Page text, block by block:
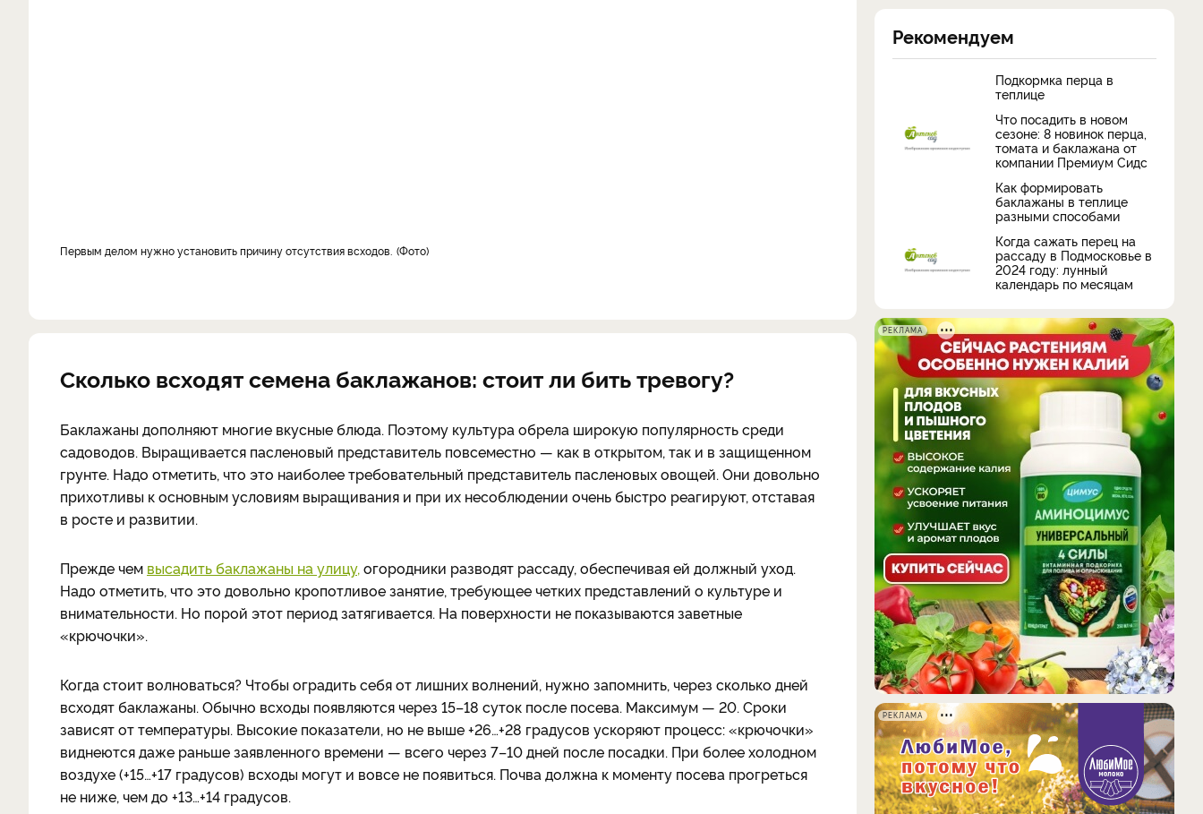
Первым делом нужно установить причину отсутствия всходов. Фото
Сколько всходят семена баклажанов: стоит ли бить тревогу?
Баклажаны дополняют многие вкусные блюда. Поэтому культура обрела широкую популярность среди
садоводов. Выращивается пасленовый представитель повсеместно — как в открытом, так и в защищенном
грунте. Надо отметить, что это наиболее требовательный представитель пасленовых овощей. Они довольно
прихотливы к основным условиям выращивания и при их несоблюдении очень быстро реагируют, отставая
в росте и развитии.
Прежде чем высадить баклажаны на улицу,огородники разводят рассаду, обеспечивая ей должный уход.
Надо отметить, что это довольно кропотливое занятие, требующее четких представлений о культуре и
внимательности. Но порой этот период затягивается. На поверхности не показываются заветные
«крючочки».
Когда стоит волноваться? Чтобы оградить себя от лишних волнений, нужно запомнить, через сколько дней
всходят баклажаны. Обычно всходы появляются через 15–18 суток после посева. Максимум — 20. Сроки
зависят от температуры. Высокие показатели, но не выше +26…+28 градусов ускоряют процесс: «крючочки»
виднеются даже раньше заявленного времени — всего через 7–10 дней после посадки. При более холодном
воздухе (+15…+17 градусов) всходы могут и вовсе не появиться. Почва должна к моменту посева прогреться
не ниже, чем до +13…+14 градусов.
Рекомендуем
Подкормка перца в
теплице
Что посадить в новом
сезоне: 8 новинок перца,
томата и баклажана от
компании Премиум Сидс
Как формировать
баклажаны в теплице
разными способами
Когда сажать перец на
рассаду в Подмосковье в
2024 году: лунный
календарь по месяцам
РЕКЛАМА
РЕКЛАМА